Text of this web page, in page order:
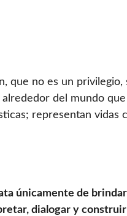
que no es un privilegio,
del mundo
representan vidas
únicamente de brindar
dialogar y